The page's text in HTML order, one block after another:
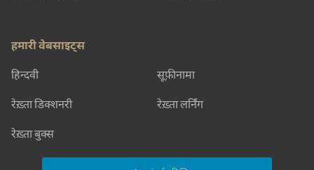
हमारी वेबसाइट्स
हिन्दवी सूफ़ीनामा
रेख़्ता डिक्शनरी रेख़्ता लर्निंग
रेख़्ता बुक्स